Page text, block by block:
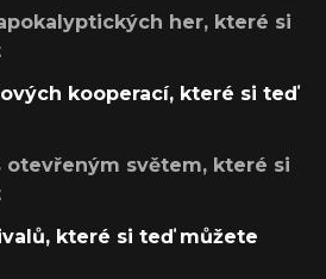
her, které si
kooperací, které si teď
otevřeným světem, které si
které si teď můžete